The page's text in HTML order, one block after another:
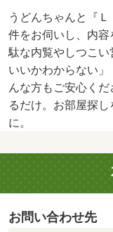
うどんちゃんと『
件をお伺いし、内
駄な内覧やしつこ
いいかわからない
んな方もご安心く
るだけ。お部屋探
に。
お問い合わせ先